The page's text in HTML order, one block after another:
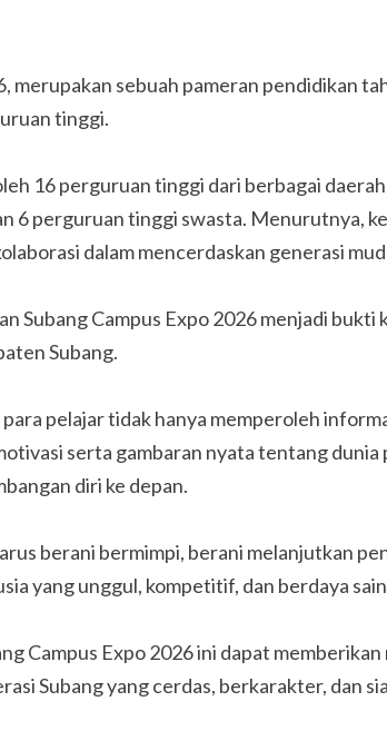
merupakan sebuah pameran pendidikan
tinggi.
16 perguruan tinggi dari berbagai
6 perguruan tinggi swasta. Menurutnya,
dalam mencerdaskan generasi
Subang Campus Expo 2026 menjadi
Subang.
pelajar tidak hanya memperoleh
serta gambaran nyata tentang
diri ke depan.
berani bermimpi, berani melanjutkan
yang unggul, kompetitif, dan berdaya
Campus Expo 2026 ini dapat
Subang yang cerdas, berkarakter, dan